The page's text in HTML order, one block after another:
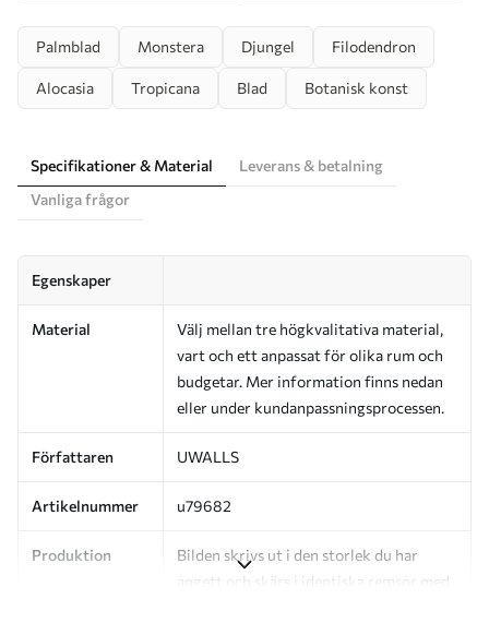
Palmblad Monstera Djungel Filodendron
Alocasia Tropicana Blad Botanisk konst
Specifikationer & Material
Leverans & betalning
Vanliga frågor
Egenskaper
Material
Välj mellan tre högkvalitativa material,
vart och ett anpassat för olika rum och
budgetar. Mer information finns nedan
eller under kundanpassningsprocessen.
Författaren UWALLS
Artikelnummer u79682
Produktion
Bilden skrivs ut i den storlek du har
angett och skärs i identiska remsor med